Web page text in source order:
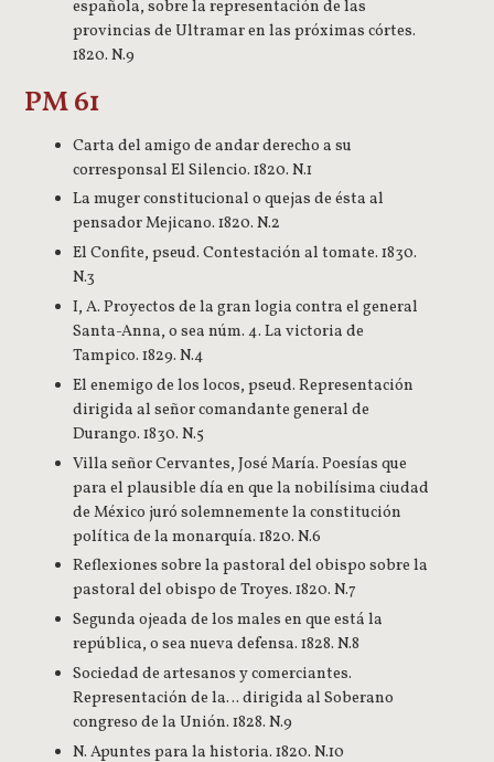
española, sobre la representación de las
provincias de Ultramar en las próximas córtes.
1820. N.9
PM 61
Carta del amigo de andar derecho a su
corresponsal El Silencio. 1820. N.1
La muger constitucional o quejas de ésta al
pensador Mejicano. 1820. N.2
El Confite, pseud. Contestación al tomate. 1830.
N.3
I, A. Proyectos de la gran logia contra el general
Santa-Anna, o sea núm. 4. La victoria de
Tampico. 1829. N.4
El enemigo de los locos, pseud. Representación
dirigida al señor comandante general de
Durango. 1830. N.5
Villa señor Cervantes, José María. Poesías que
para el plausible día en que la nobilísima ciudad
de México juró solemnemente la constitución
política de la monarquía. 1820. N.6
Reflexiones sobre la pastoral del obispo sobre la
pastoral del obispo de Troyes. 1820. N.7
Segunda ojeada de los males en que está la
república, o sea nueva defensa. 1828. N.8
Sociedad de artesanos y comerciantes.
Representación de la… dirigida al Soberano
congreso de la Unión. 1828. N.9
N. Apuntes para la historia. 1820. N.10